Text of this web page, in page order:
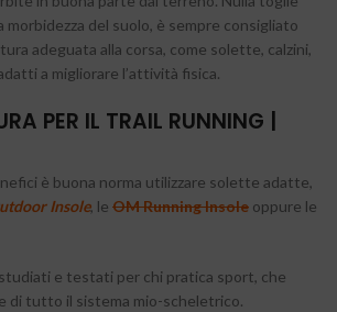
del suolo, è sempre consigliato
adeguata alla corsa, come solette, calzini,
a migliorare l’attività fisica.
PER IL TRAIL RUNNING |
è buona norma utilizzare solette adatte,
Insole, le OM Running Insole oppure le
e testati per chi pratica sport, che
di tutto il sistema mio-scheletrico.